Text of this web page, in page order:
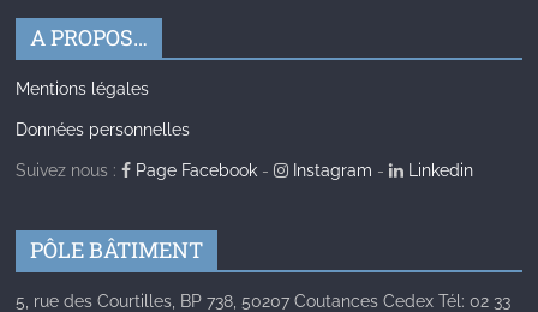
A PROPOS…
Mentions légales
Données personnelles
Suivez nous : Page Facebook - Instagram - Linkedin
PÔLE BÂTIMENT
5, rue des Courtilles, BP 738, 50207 Coutances Cedex Tél: 02 33